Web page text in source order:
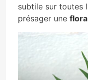
subtile sur toutes
présager une